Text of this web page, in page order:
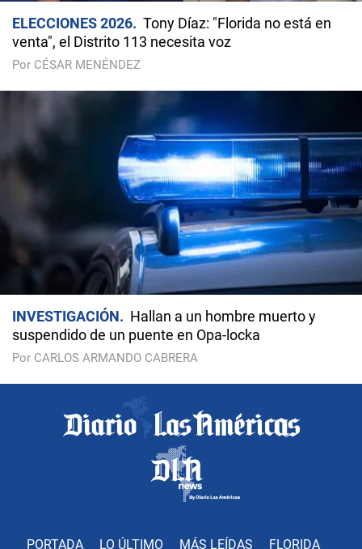
ELECCIONES 2026
Tony Díaz: "Florida no está en
venta", el Distrito 113 necesita voz
Por CÉSAR MENÉNDEZ
INVESTIGACIÓN
Hallan a un hombre muerto y
suspendido de un puente en Opa-locka
Por CARLOS ARMANDO CABRERA
PORTADA LO ÚLTIMO MÁS LEÍDAS FLORIDA